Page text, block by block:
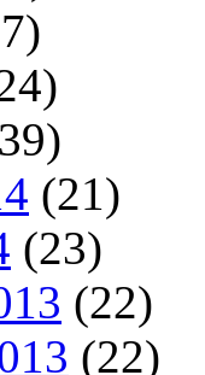
(21)
(23)
(22)
(22)